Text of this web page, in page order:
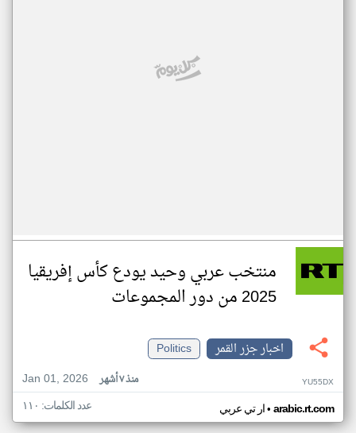
منتخب عربي وحيد يودع كأس إفريقيا
2025 من دور المجموعات
اخبار جزر القمر
Politics
Jan 01, 2026
منذ ٧ أشهر YU55DX
ار تي عربي• arabic.rt.com عدد الكلمات: ١١٠